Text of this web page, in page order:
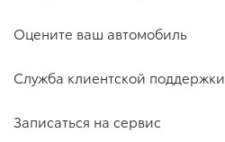
Оцените ваш автомобиль
Служба клиентской поддержки
Записаться на сервис